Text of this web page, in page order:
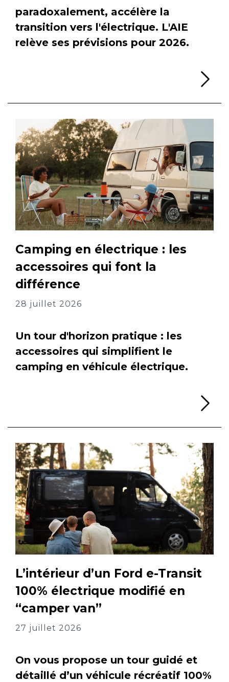
paradoxalement, accélère la
transition vers l'électrique. L'AIE
relève ses prévisions pour 2026.
Camping en électrique : les
accessoires qui font la
différence
28 juillet 2026
Un tour d'horizon pratique : les
accessoires qui simplifient le
camping en véhicule électrique.
L’intérieur d’un Ford e-Transit
100% électrique modifié en
“camper van”
27 juillet 2026
On vous propose un tour guidé et
détaillé d’un véhicule récréatif 100%